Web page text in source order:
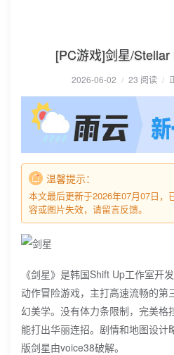
[PC游戏]剑星/
2026-06-02 / 23 阅读 /
温馨提示：
本文最后更新于2026年07月07日，
容或图片失效，请留言反馈。
《剑星》是韩国Shift Up工作室开
动作冒险游戏，主打高速流畅的第
幻美学。‌‌没有体力条限制，完美格
能打出华丽连招。剧情和地图设计
版剑星由voice38破解。